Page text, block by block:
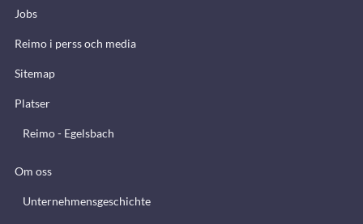
Jobs
Reimo i perss och media
Sitemap
Platser
Reimo - Egelsbach
Om oss
Unternehmensgeschichte